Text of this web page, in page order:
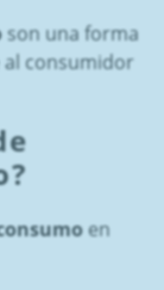
son una forma
consumidor
?
en